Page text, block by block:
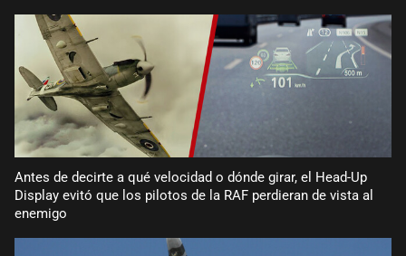
Antes de decirte a qué velocidad o dónde girar, el Head-Up
Display evitó que los pilotos de la RAF perdieran de vista al
enemigo